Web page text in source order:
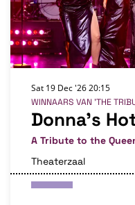
Donna’s
A Tribute to the
WINNAARS VAN 'THE
Sat 19 Dec '2620:15
Theaterzaal